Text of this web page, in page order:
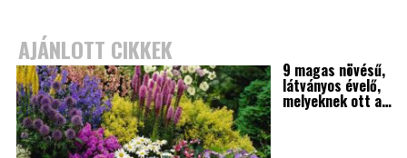
AJÁNLOTT CIKKEK
9 magas növésű,
látványos évelő,
melyeknek ott a…